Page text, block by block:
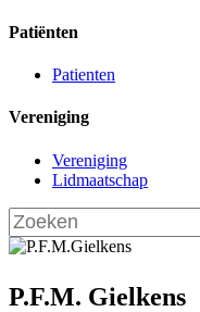
Patiënten
Patienten
Vereniging
Vereniging
Lidmaatschap
P.F.M. Gielkens